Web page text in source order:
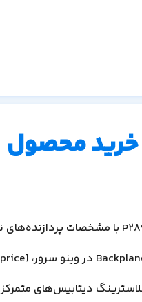
خرید محصول
با مشخصات
در وینو سرور، [
دیتابیس‌های